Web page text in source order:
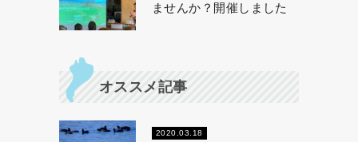
ませんか？開催しました
オススメ記事
2020.03.18